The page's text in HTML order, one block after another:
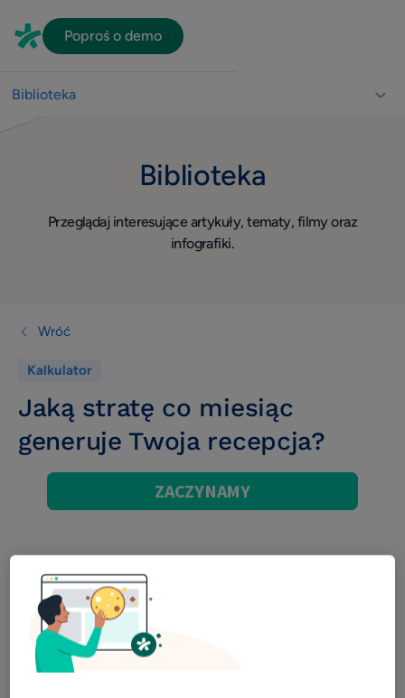
Poproś o demo
Biblioteka
Przeglądaj interesujące artykuły, tematy, filmy oraz
infografiki.
Biblioteka
Usprawnienie pracy gabinetu
Wizerunek
Dla lekarza
Quiz
Opieka klienta
Wywiad
Zarządzanie placówką medyczną
Zmniejszenie nieobecności i odwołań
Efektywne planowanie dnia
Efektywność i rozwój
Infografika
Wróć
Kalkulator
Jaką stratę co miesiąc
generuje Twoja recepcja?